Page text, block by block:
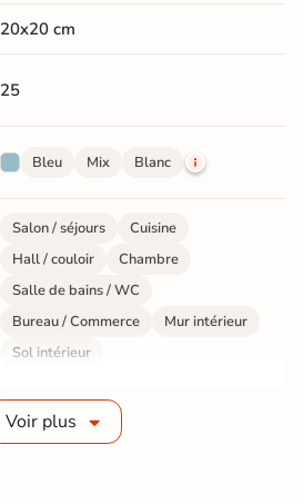
20x20 cm
25
Bleu Mix Blanc
Salon / séjours
Cuisine
Hall / couloir
Chambre
Salle de bains / WC
Bureau / Commerce
Mur intérieur
Sol intérieur
Grès cérame émaillé
Voir plus